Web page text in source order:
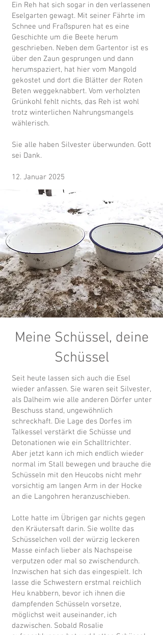
Ein Reh hat sich sogar in den verlassenen
Eselgarten gewagt. Mit seiner Fährte im
Schnee und Fraßspuren hat es eine
Geschichte um die Beete herum
geschrieben. Neben dem Gartentor ist es
über den Zaun gesprungen und dann
herumspaziert, hat hier vom Mangold
gekostet und dort die Blätter der Roten
Beten weggeknabbert. Vom verholzten
Grünkohl fehlt nichts, das Reh ist wohl
trotz winterlichen Nahrungsmangels
wählerisch.
Sie alle haben Silvester überwunden. Gott
sei Dank.
12. Januar 2025
Meine Schüssel, deine
Schüssel
Seit heute lassen sich auch die Esel
wieder anfassen. Sie waren seit Silvester,
als Dalheim wie alle anderen Dörfer unter
Beschuss stand, ungewöhnlich
schreckhaft. Die Lage des Dorfes im
Talkessel verstärkt die Schüsse und
Detonationen wie ein Schalltrichter.
Aber jetzt kann ich mich endlich wieder
normal im Stall bewegen und brauche die
Schüsseln mit den Heucobs nicht mehr
vorsichtig am langen Arm in der Hocke
an die Langohren heranzuschieben.
Lotte hatte im Übrigen gar nichts gegen
den Kräutersaft darin. Sie wollte das
Schüsselchen voll der würzig leckeren
Masse einfach lieber als Nachspeise
verputzen oder mal so zwischendurch.
Inzwischen hat sich das eingespielt. Ich
lasse die Schwestern erstmal reichlich
Heu knabbern, bevor ich ihnen die
dampfenden Schüsseln vorsetze,
möglichst weit auseinander, ich
dazwischen. Sobald Rosalie